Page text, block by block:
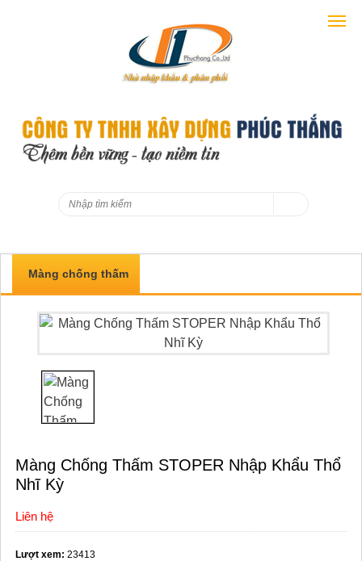
Màng chống thấm
Màng Chống Thấm STOPER Nhập Khẩu Thổ
Nhĩ Kỳ
Liên hệ
Lượt xem: 23413